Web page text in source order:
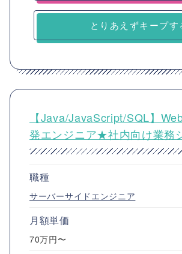
とりあえずキープす
【Java/JavaScript/SQL】
発エンジニア★社内向け業務
職種
サーバーサイドエンジニア
月額単価
70万円〜